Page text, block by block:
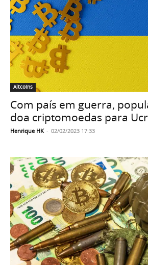
Altcoins
Com país em guerra,
doa criptomoedas para
Henrique HK - 02/02/2023 17:33